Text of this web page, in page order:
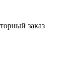
заказ